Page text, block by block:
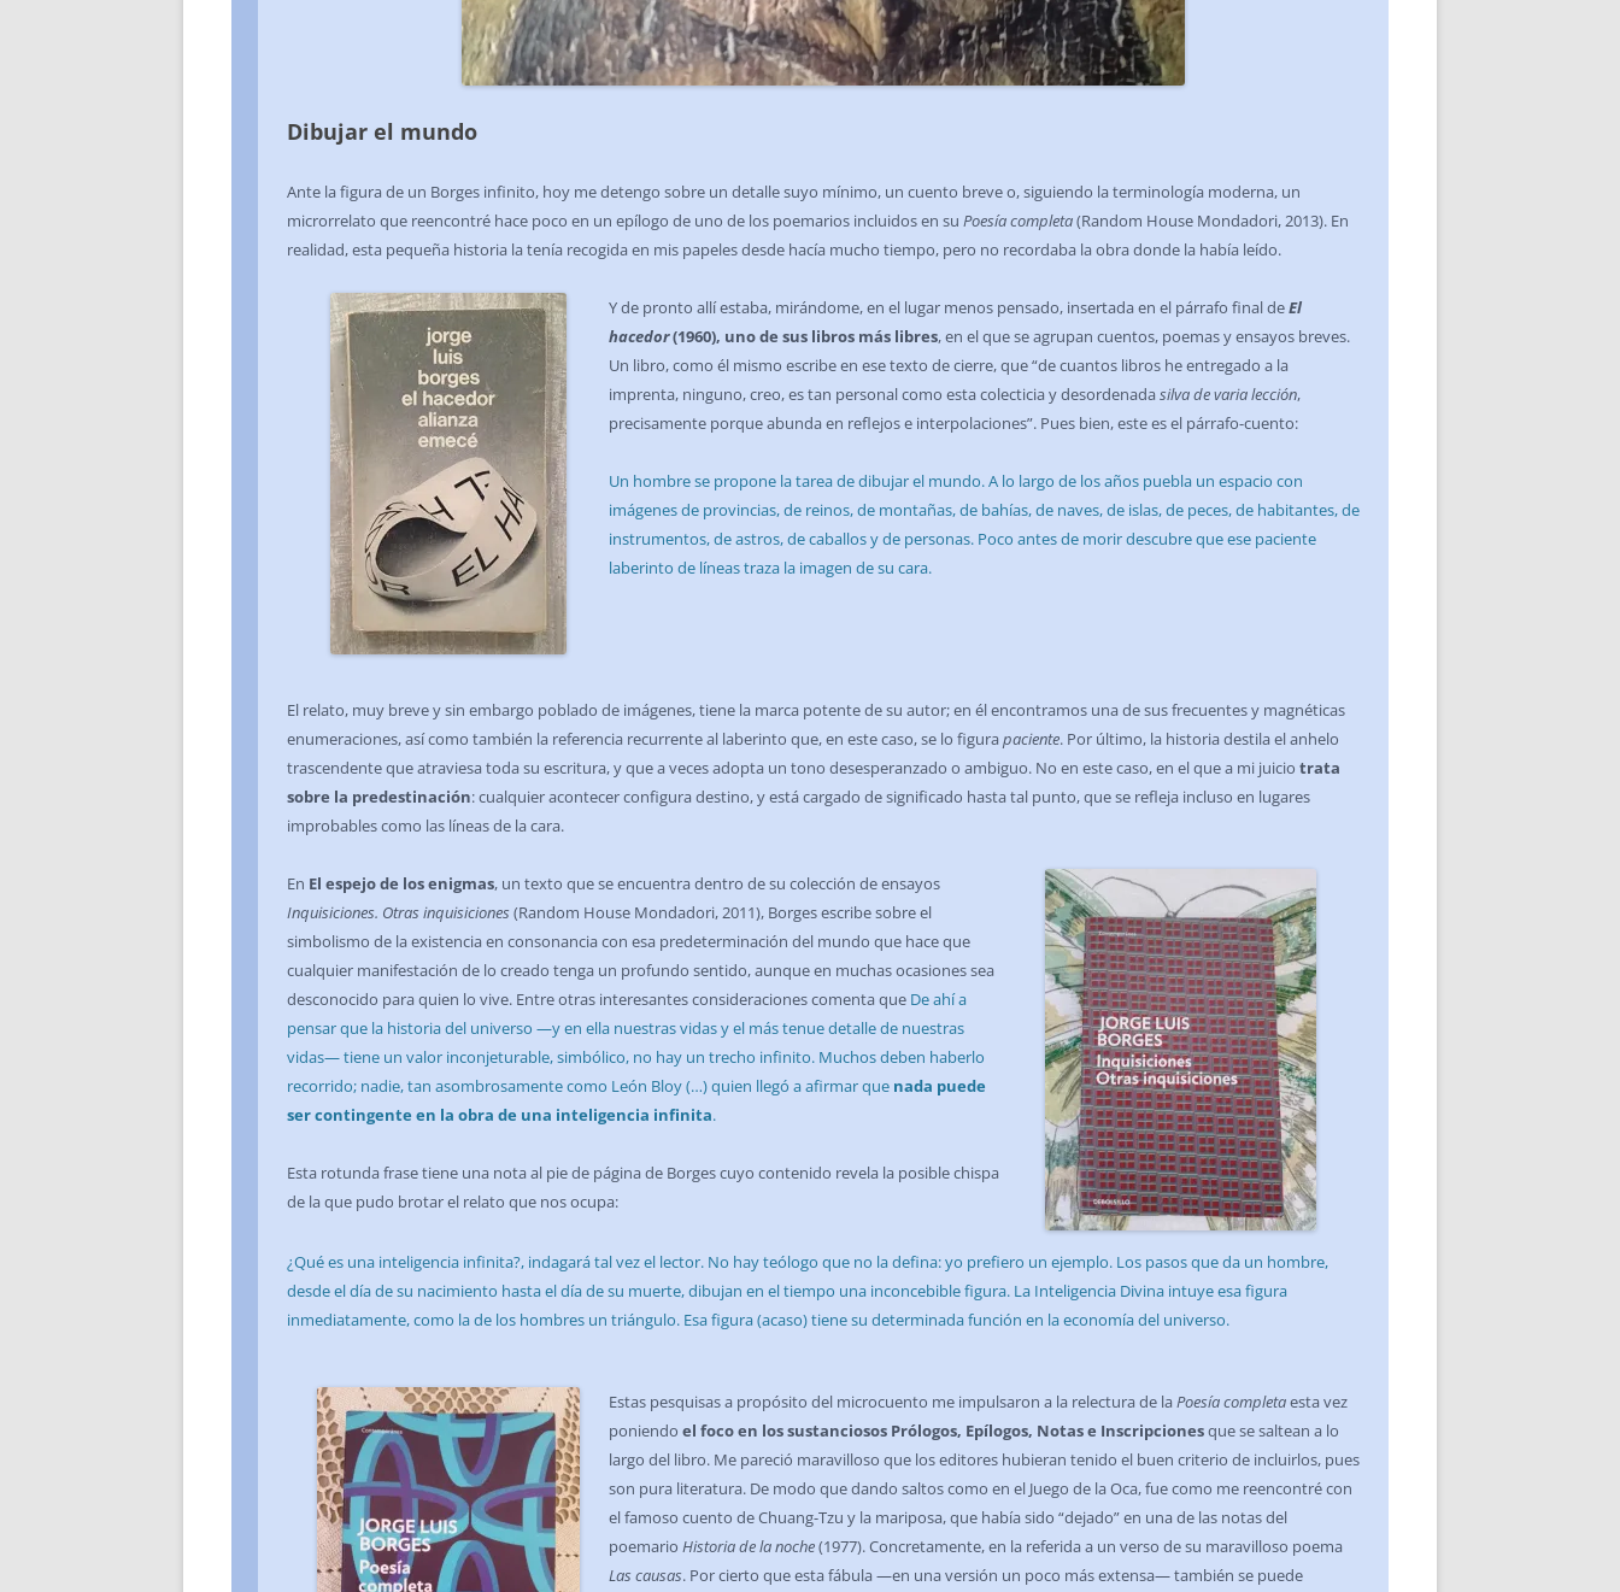
Dibujar el mundo
Ante la figura de un Borges infinito, hoy me detengo sobre un detalle suyo mínimo, un cuento breve o, siguiendo la terminología moderna, un
microrrelato que reencontré hace poco en un epílogo de uno de los poemarios incluidos en su Poesía completa(Random House Mondadori, 2013). En
realidad, esta pequeña historia la tenía recogida en mis papeles desde hacía mucho tiempo, pero no recordaba la obra donde la había leído.
Y de pronto allí estaba, mirándome, en el lugar menos pensado, insertada en el párrafo final deEl
hacedor(1960), uno de sus libros más libres, en el que se agrupan cuentos, poemas y ensayos breves.
Un libro, como él mismo escribe en ese texto de cierre, que “de cuantos libros he entregado a la
imprenta, ninguno, creo, es tan personal como esta colecticia y desordenada silva de varia lección,
precisamente porque abunda en reflejos e interpolaciones”. Pues bien, este es el párrafo-cuento:
Un hombre se propone la tarea de dibujar el mundo. A lo largo de los años puebla un espacio con
imágenes de provincias, de reinos, de montañas, de bahías, de naves, de islas, de peces, de habitantes, de
instrumentos, de astros, de caballos y de personas. Poco antes de morir descubre que ese paciente
laberinto de líneas traza la imagen de su cara.
El relato, muy breve y sin embargo poblado de imágenes, tiene la marca potente de su autor; en él encontramos una de sus frecuentes y magnéticas
enumeraciones, así como también la referencia recurrente al laberinto que, en este caso, se lo figura paciente. Por último, la historia destila el anhelo
trascendente que atraviesa toda su escritura, y que a veces adopta un tono desesperanzado o ambiguo. No en este caso, en el que a mi juicio trata
sobre la predestinación: cualquier acontecer configura destino, y está cargado de significado hasta tal punto, que se refleja incluso en lugares
improbables como las líneas de la cara.
En El espejo de los enigmas, un texto que se encuentra dentro de su colección de ensayos
Inquisiciones. Otras inquisiciones (Random House Mondadori, 2011), Borges escribe sobre el
simbolismo de la existencia en consonancia con esa predeterminación del mundo que hace que
cualquier manifestación de lo creado tenga un profundo sentido, aunque en muchas ocasiones sea
desconocido para quien lo vive. Entre otras interesantes consideraciones comenta que De ahí a
pensar que la historia del universo —y en ella nuestras vidas y el más tenue detalle de nuestras
vidas— tiene un valor inconjeturable, simbólico, no hay un trecho infinito. Muchos deben haberlo
recorrido; nadie, tan asombrosamente como León Bloy (…) quien llegó a afirmar que nada puede
ser contingente en la obra de una inteligencia infinita.
Esta rotunda frase tiene una nota al pie de página de Borges cuyo contenido revela la posible chispa
de la que pudo brotar el relato que nos ocupa:
¿Qué es una inteligencia infinita?, indagará tal vez el lector. No hay teólogo que no la defina: yo prefiero un ejemplo. Los pasos que da un hombre,
desde el día de su nacimiento hasta el día de su muerte, dibujan en el tiempo una inconcebible figura. La Inteligencia Divina intuye esa figura
inmediatamente, como la de los hombres un triángulo. Esa figura (acaso) tiene su determinada función en la economía del universo.
Estas pesquisas a propósito del microcuento me impulsaron a la relectura de la Poesía completaesta vez
poniendo el foco en los sustanciosos Prólogos, Epílogos, Notas e Inscripcionesque se saltean a lo
largo del libro. Me pareció maravilloso que los editores hubieran tenido el buen criterio de incluirlos, pues
son pura literatura. De modo que dando saltos como en el Juego de la Oca, fue como me reencontré con
el famoso cuento de Chuang-Tzu y la mariposa, que había sido “dejado” en una de las notas del
poemario Historia de la noche(1977). Concretamente, en la referida a un verso de su maravilloso poema
Las causas. Por cierto que esta fábula —en una versión un poco más extensa— también se puede